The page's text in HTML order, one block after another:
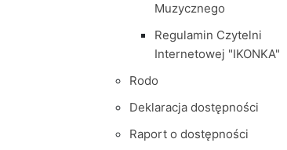
Muzycznego
Regulamin Czytelni
Internetowej "IKONKA"
Rodo
Deklaracja dostępności
Raport o dostępności